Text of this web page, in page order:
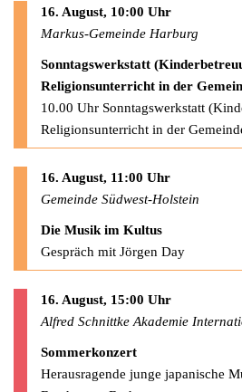
16. August, 10:00 Uhr
Markus-Gemeinde Harburg
Sonntagswerkstatt
Religionsunterricht in der
10.00 Uhr Sonntagswerkstatt
Religionsunterricht in der
16. August, 11:00 Uhr
Gemeinde Südwest-Holstein
Die Musik im Kultus
Gespräch mit Jörgen Day
16. August, 15:00 Uhr
Alfred Schnittke Akademie
Sommerkonzert
Herausragende junge japanische